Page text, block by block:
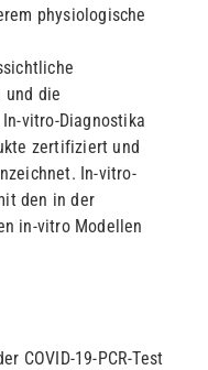
physiologische
und die
vitro-Diagnostika
zertifiziert und
In-vitro-
den in der
in-vitro Modellen
COVID-19-PCR-Test